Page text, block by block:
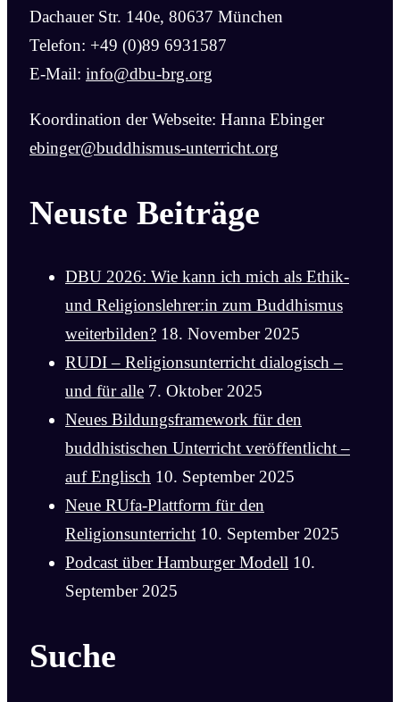
Dachauer Str. 140e, 80637 München
Telefon: +49 (0)89 6931587
E-Mail: info@dbu-brg.org
Koordination der Webseite: Hanna Ebinger
ebinger@buddhismus-unterricht.org
Neuste Beiträge
DBU 2026: Wie kann ich mich als Ethik-
und Religionslehrer:in zum Buddhismus
weiterbilden? 18. November 2025
RUDI – Religionsunterricht dialogisch –
und für alle 7. Oktober 2025
Neues Bildungsframework für den
buddhistischen Unterricht veröffentlicht –
auf Englisch 10. September 2025
Neue RUfa-Plattform für den
Religionsunterricht 10. September 2025
Podcast über Hamburger Modell 10.
September 2025
Suche